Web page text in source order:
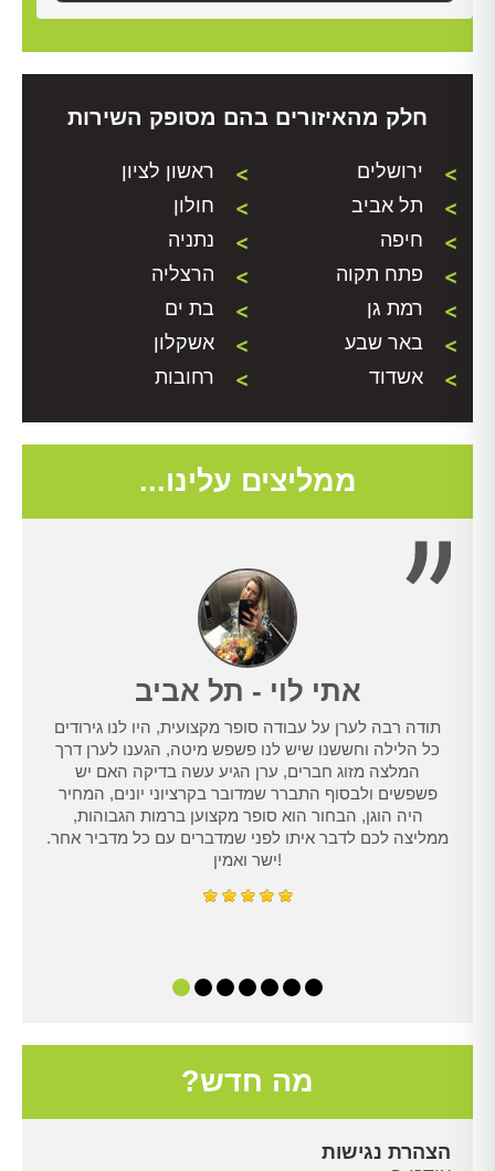
חלק מהאיזורים בהם מסופק השירות
ירושלים
ראשון לציון
תל אביב
חולון
חיפה
נתניה
פתח תקוה
הרצליה
רמת גן
בת ים
באר שבע
אשקלון
אשדוד
רחובות
ממליצים עלינו...
אתי לוי - תל אביב
תודה רבה לערן על עבודה סופר מקצועית, היו לנו גירודים
כל הלילה וחששנו שיש לנו פשפש מיטה, הגענו לערן דרך
המלצה מזוג חברים, ערן הגיע עשה בדיקה האם יש
פשפשים ולבסוף התברר שמדובר בקרציוני יונים, המחיר
היה הוגן, הבחור הוא סופר מקצוען ברמות הגבוהות,
ממליצה לכם לדבר איתו לפני שמדברים עם כל מדביר אחר.
ישר ואמין!
מה חדש?
הצהרת נגישות